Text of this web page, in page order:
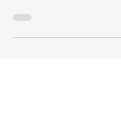
entreprises